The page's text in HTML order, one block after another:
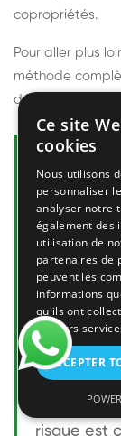
copropriétés.
Pour aller plus
méthode
découvrir
Le frelon
l'homme ?
Le frelon
taille mais
son nid.
celle d'une
une
bénigne.
risque est
Ce site
cookies
Nous utilisons
personnaliser
analyser notre
également des
utilisation de
partenaires de
peuvent les
informations
qu'ils ont
de leurs
ACCEPTER